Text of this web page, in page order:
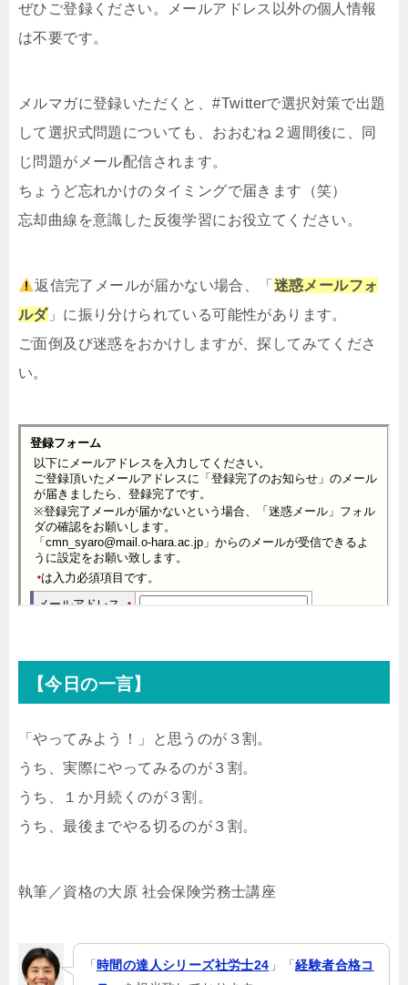
ぜひご登録ください。メールアドレス以外の個人情報
は不要です。
メルマガに登録いただくと、#Twitterで選択対策で出題
して選択式問題についても、おおむね２週間後に、同
じ問題がメール配信されます。
ちょうど忘れかけのタイミングで届きます（笑）
忘却曲線を意識した反復学習にお役立てください。
返信完了メールが届かない場合、「 迷惑メールフォ
ルダ」に振り分けられている可能性があります。
ご面倒及び迷惑をおかけしますが、探してみてくださ
い。
【今日の一言】
「やってみよう！」と思うのが３割。
うち、実際にやってみるのが３割。
うち、１か月続くのが３割。
うち、最後までやる切るのが３割。
執筆／資格の大原 社会保険労務士講座
「 時間の達人シリーズ社労士24 」「経験者合格コ